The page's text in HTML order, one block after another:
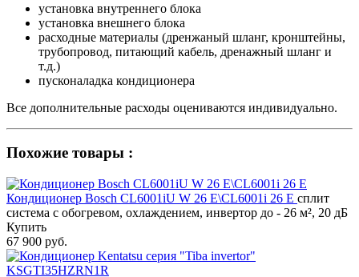
установка внутреннего блока
установка внешнего блока
расходные материалы (дренжаный шланг, кронштейны,
трубопровод, питающий кабель, дренажный шланг и
т.д.)
пусконаладка кондиционера
Все дополнительные расходы оцениваются индивидуально.
Похожие товары :
Кондиционер Bosch CL6001iU W 26 E\CL6001i 26 E сплит
система с обогревом, охлаждением, инвертор до - 26 м², 20 дБ
Купить
67 900 руб.